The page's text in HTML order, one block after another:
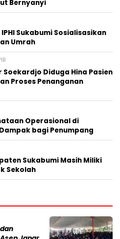
Bernyanyi
Sukabumi Sosialisasikan
Umrah
Soekardjo Diduga Hina Pasien
Proses Penanganan
Operasional di
bagi Penumpang
Sukabumi Masih Miliki
Sekolah